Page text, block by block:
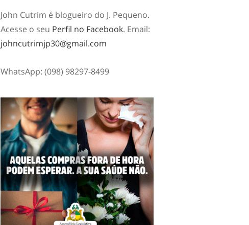
John Cutrim é blogueiro do J. Pequeno.
Acesse o seu Perfil no Facebook. Email:
johncutrimjp30@gmail.com
WhatsApp: (098) 98297-8499